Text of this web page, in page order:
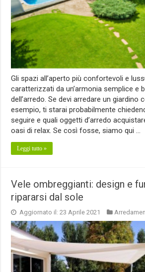
Gli spazi all’aperto più confortevoli e
caratterizzati da un’armonia semplice e
dell’arredo. Se devi arredare un giardino
esempio, ti starai probabilmente
seguire e quali oggetti d’arredo
oasi di relax. Se così fosse, siamo qui …
Leggi tutto »
Vele ombreggianti: design e
ripararsi dal sole
Aggiornato il: 23 Aprile 2021